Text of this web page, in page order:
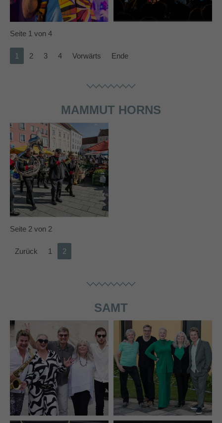
info@yourdomain.com
About us
Lorem ipsum dolor sit amet, consectetuer
adipiscing elit.
Cum sociis natoque penatibus et magnis dis parturient
Seite 1 von 4
1 2 3 4 Vorwärts Ende
MAMMUT HORNS
Seite 2 von 2
Zurück 1 2
SAMT